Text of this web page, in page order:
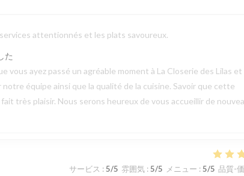
attentionnés et les plats savoureux.
た
vous ayez passé un agréable moment à La Closerie des Lilas et
équipe ainsi que la qualité de la cuisine. Savoir que cette
très plaisir. Nous serons heureux de vous accueillir de
サービス : 5/5 雰囲気: 5/5 メニュー : 5/5 品質-